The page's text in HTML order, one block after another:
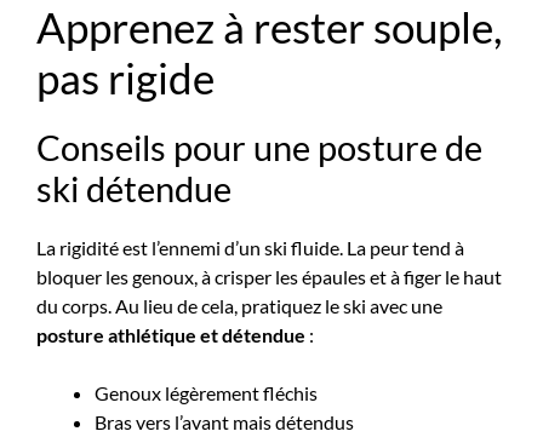
Apprenez à rester souple,
pas rigide
Conseils pour une posture de
ski détendue
La rigidité est l’ennemi d’un ski fluide. La peur tend à
bloquer les genoux, à crisper les épaules et à figer le haut
du corps. Au lieu de cela, pratiquez le ski avec une
posture athlétique et détendue :
Genoux légèrement fléchis
Bras vers l’avant mais détendus